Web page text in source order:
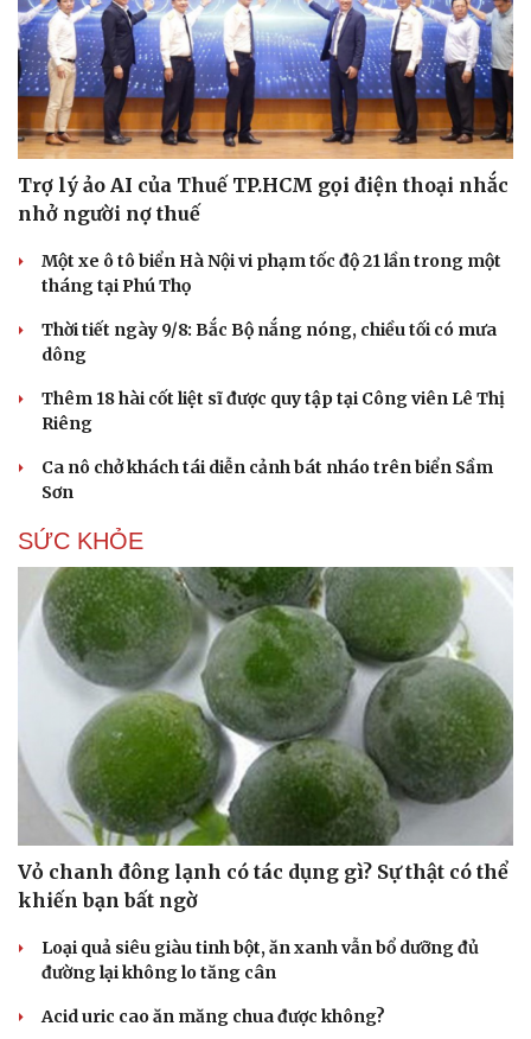
Trợ lý ảo AI của Thuế TP.HCM gọi điện thoại nhắc
nhở người nợ thuế
Một xe ô tô biển Hà Nội vi phạm tốc độ 21 lần trong một
tháng tại Phú Thọ
Thời tiết ngày 9/8: Bắc Bộ nắng nóng, chiều tối có mưa
dông
Thêm 18 hài cốt liệt sĩ được quy tập tại Công viên Lê Thị
Riêng
Ca nô chở khách tái diễn cảnh bát nháo trên biển Sầm
Sơn
SỨC KHỎE
Vỏ chanh đông lạnh có tác dụng gì? Sự thật có thể
khiến bạn bất ngờ
Loại quả siêu giàu tinh bột, ăn xanh vẫn bổ dưỡng đủ
đường lại không lo tăng cân
Acid uric cao ăn măng chua được không?